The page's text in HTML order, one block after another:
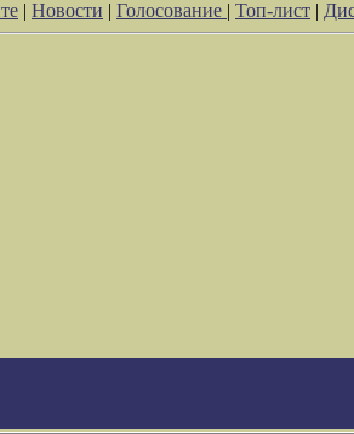
| Новости | Голосование | Топ-лист |